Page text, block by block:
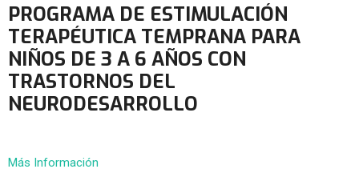
PROGRAMA DE ESTIMULACIÓN
TERAPÉUTICA TEMPRANA PARA
NIÑOS DE 3 A 6 AÑOS CON
TRASTORNOS DEL
NEURODESARROLLO
Más Información